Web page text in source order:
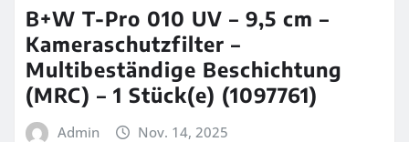
B+W T-Pro 010 UV – 9,5 cm –
Kameraschutzfilter –
Multibeständige Beschichtung
(MRC) – 1 Stück(e) (1097761)
Admin Nov. 14, 2025